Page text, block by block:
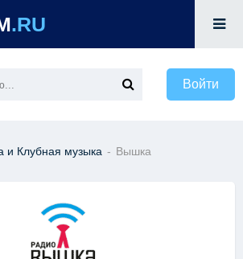
.RU
Войти
и Клубная музыка - Вышка